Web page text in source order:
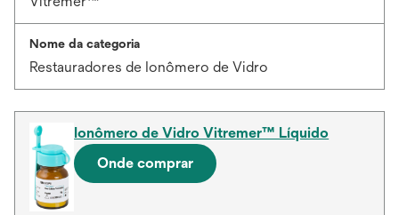
Nome da categoria
Restauradores de Ionômero de Vidro
Ionômero de Vidro Vitremer™ Líquido
Onde comprar